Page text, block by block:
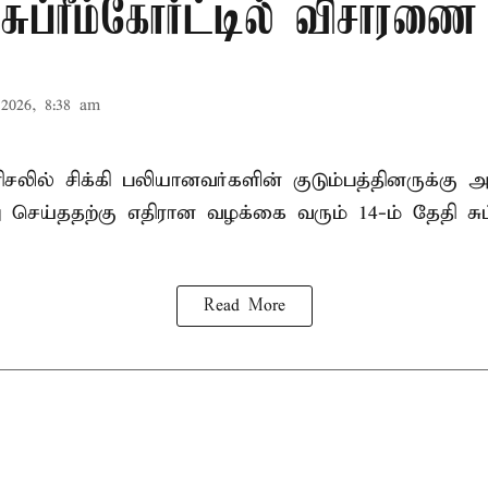
விசாரணை
8:38 am
சிக்கி பலியானவர்களின் குடும்பத்தினருக்கு
எதிரான வழக்கை வரும் 14-ம் தேதி
Read More